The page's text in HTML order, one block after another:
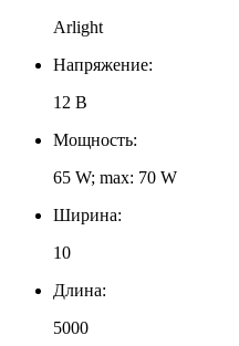
Arlight
Напряжение:
12 В
Мощность:
65 W; max: 70 W
Ширина:
10
Длина:
5000